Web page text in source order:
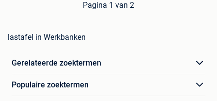
Pagina 1 van 2
lastafel in Werkbanken
Gerelateerde zoektermen
Populaire zoektermen